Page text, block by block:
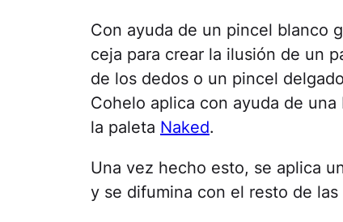
Con ayuda de un pincel blanco
ceja para crear la ilusión de un
de los dedos o un pincel
Cohelo aplica con ayuda de
la paleta Naked.
Una vez hecho esto, se aplica
y se difumina con el resto de las